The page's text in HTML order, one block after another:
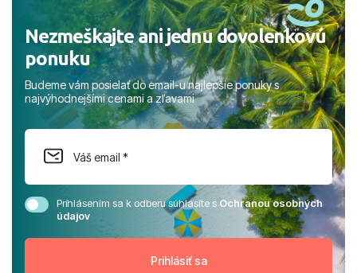
Nezmeškajte ani jednu dovolenkovú
ponuku
Budeme vám posielať do email-u najlepšie ponuky s
najvýhodnejšími cenami a zľavami
Prihlásením sa k odberu súhlasíte sOchranou osobných
údajov